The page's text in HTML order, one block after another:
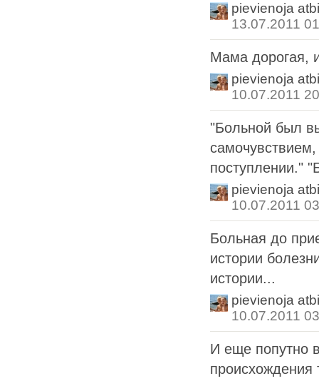
pievienoja
13.07.2011
Мама дорогая,
pievienoja
10.07.2011
"Больной был
постyплении."
pievienoja
10.07.2011
Больная до
истории
истории...
pievienoja
10.07.2011
И еще попутно
происхождения